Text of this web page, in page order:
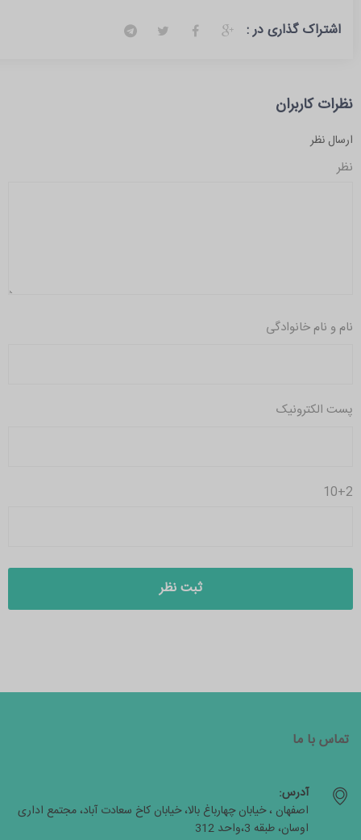
اشتراک گذاری در :
نظرات کاربران
ارسال نظر
نظر
نام و نام خانوادگی
پست الکترونیک
10+2
تماس با ما
آدرس:
اصفهان ، خیابان چهارباغ بالا، خیابان کاخ سعادت آباد، مجتمع اداری
اوسان، طبقه 3،واحد 312